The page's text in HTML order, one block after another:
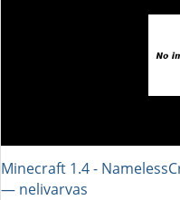
Minecraft 1.4 -
― nelivarvas